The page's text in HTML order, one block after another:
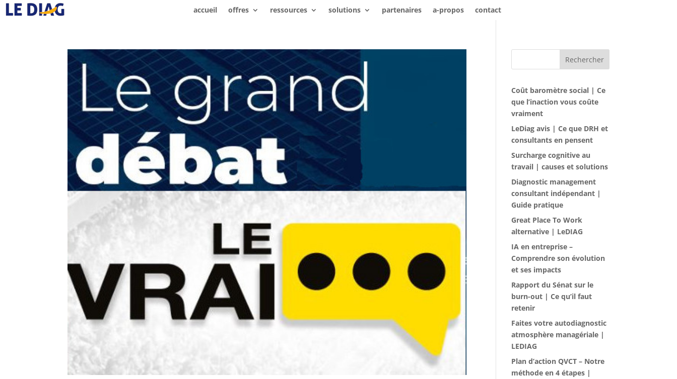
accueil offres ressources solutions partenaires a-propos contact
Rechercher
Coût baromètre social | Ce
que l’inaction vous coûte
vraiment
LeDiag avis | Ce que DRH et
consultants en pensent
Surcharge cognitive au
travail | causes et solutions
Diagnostic management
consultant indépendant |
Guide pratique
Great Place To Work
alternative | LeDIAG
IA en entreprise –
Comprendre son évolution
et ses impacts
Rapport du Sénat sur le
burn-out | Ce qu’il faut
retenir
Faites votre autodiagnostic
atmosphère managériale |
LEDIAG
Plan d’action QVCT – Notre
méthode en 4 étapes |